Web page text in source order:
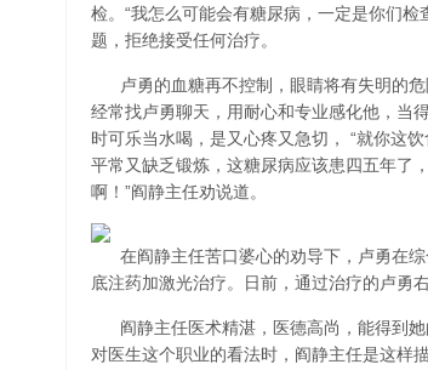
检。“我怎么可能会有糖尿病，一定是你们
题，拒绝接受任何治疗。
卢勇的血糖再不控制，眼睛将有失明的
经常找卢勇聊天，用耐心和专业感化他，当
时可乐当水喝，是又心疼又急切， “就你这
平常又缺乏锻炼，这糖尿病应该患四五年了
啊！”阎静主任劝说道。
在阎静主任苦口婆心的劝导下，卢勇在
底注药加激光治疗。日前，通过治疗的卢勇
阎静主任医术精湛，医德高尚，能得到
对医生这个职业的看法时，阎静主任是这样